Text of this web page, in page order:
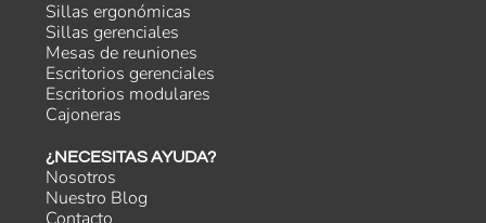
Sillas ergonómicas
Sillas gerenciales
Mesas de reuniones
Escritorios gerenciales
Escritorios modulares
Cajoneras
¿NECESITAS AYUDA?
Nosotros
Nuestro Blog